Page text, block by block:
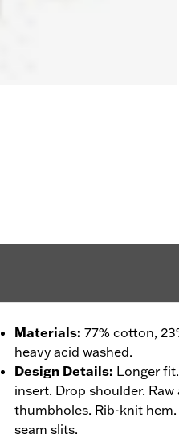
Materials: 77% cotton,
heavy acid washed.
Design Details: Longer
insert. Drop shoulder.
thumbholes. Rib-knit
seam slits.